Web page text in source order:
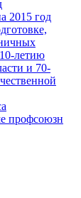
2015 год
летию
и 70-
профсоюзн